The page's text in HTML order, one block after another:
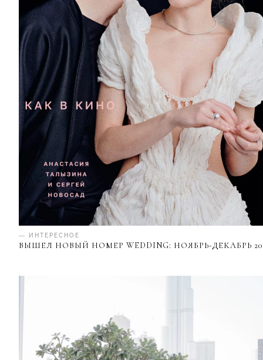
— ИНТЕРЕСНОЕ
ВЫШЕЛ НОВЫЙ НОМЕР WEDDING: НОЯБРЬ-ДЕКАБРЬ